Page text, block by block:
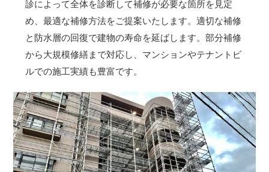
診によって全体を診断して補修が必要な箇所を見定
め、最適な補修方法をご提案いたします。適切な補修
と防水層の回復で建物の寿命を延ばします。部分補修
から大規模修繕まで対応し、マンションやテナントビ
ルでの施工実績も豊富です。